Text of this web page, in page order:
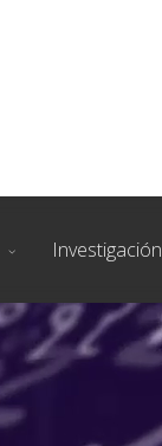
Investigación